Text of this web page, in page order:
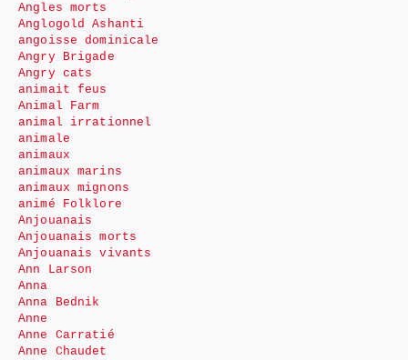
Angles morts
Anglogold Ashanti
angoisse dominicale
Angry Brigade
Angry cats
animait feus
Animal Farm
animal irrationnel
animale
animaux
animaux marins
animaux mignons
animé Folklore
Anjouanais
Anjouanais morts
Anjouanais vivants
Ann Larson
Anna
Anna Bednik
Anne
Anne Carratié
Anne Chaudet